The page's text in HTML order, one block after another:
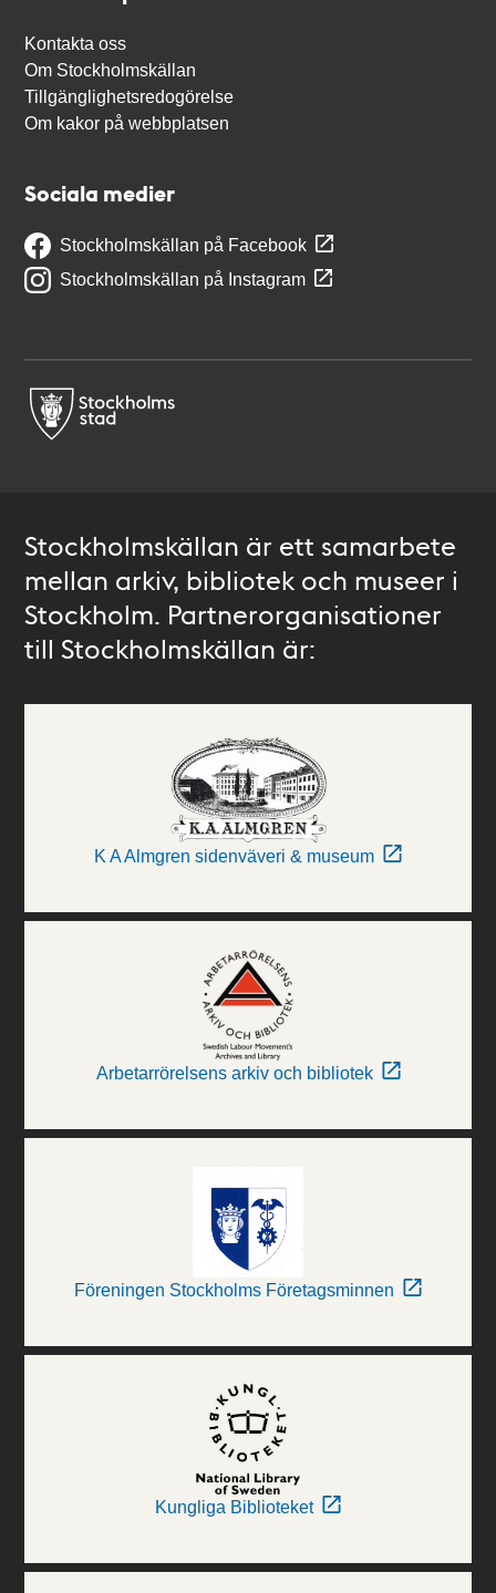
Kontakta oss
Om Stockholmskällan
Tillgänglighetsredogörelse
Om kakor på webbplatsen
Sociala medier
Stockholmskällan på Facebook
Stockholmskällan på Instagram
Stockholmskällan är ett samarbete
mellan arkiv, bibliotek och museer i
Stockholm. Partnerorganisationer
till Stockholmskällan är:
K A Almgren sidenväveri & museum
Arbetarrörelsens arkiv och bibliotek
Föreningen Stockholms Företagsminnen
Kungliga Biblioteket